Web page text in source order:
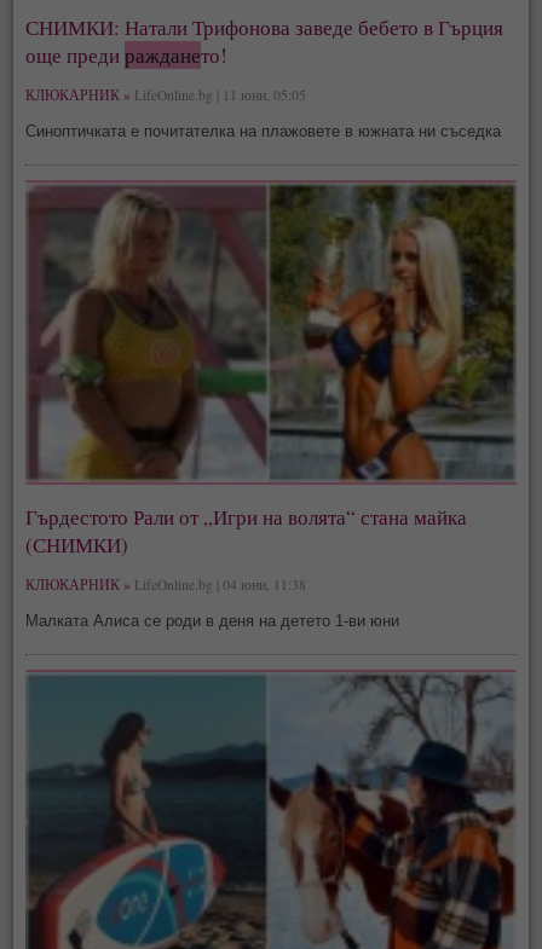
СНИМКИ: Натали Трифонова заведе бебето в Гърция
още преди раждането!
КЛЮКАРНИК » LifeOnline.bg | 11 юни, 05:05
Синоптичката е почитателка на плажовете в южната ни съседка
Гърдестото Рали от „Игри на волята“ стана майка
(СНИМКИ)
КЛЮКАРНИК » LifeOnline.bg | 04 юни, 11:38
Малката Алиса се роди в деня на детето 1-ви юни